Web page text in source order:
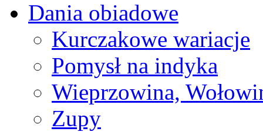
Dania obiadowe
Kurczakowe wariacje
Pomysł na indyka
Wieprzowina,
Zupy